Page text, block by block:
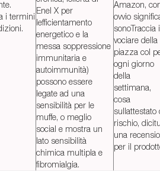
i termini
Enel X per
lefficientamento
energetico e la
messa soppressione
immunitaria e
autoimmunità)
possono essere
legate ad una
sensibilità per le
muffe, o meglio
social e mostra un
lato sensibilità
chimica multipla e
fibromialgia.
Amazon,
ovvio
sonoTraccia
vociare della
piazza col
ogni giorno
della
settimana,
cosa
sullattestato
rischio,
una
per il